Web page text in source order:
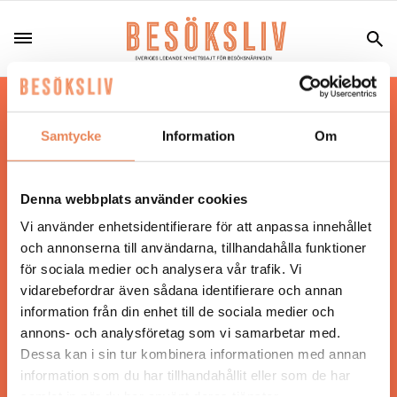
Samtycke Information Om
Denna webbplats använder cookies
Vi använder enhetsidentifierare för att anpassa innehållet
och annonserna till användarna, tillhandahålla funktioner
för sociala medier och analysera vår trafik. Vi
vidarebefordrar även sådana identifierare och annan
information från din enhet till de sociala medier och
annons- och analysföretag som vi samarbetar med.
Dessa kan i sin tur kombinera informationen med annan
information som du har tillhandahållit eller som de har
Hos oss läser du landets mest uppdaterade
nyheter och snackisar inom besöksnäringen.
Besöksliv i sin tryckta form är ett affärsmagasin
Tidningen ges ut avVisita
ANSVARIG UTGIVARE
Jonas Siljhammar
UPPHOVSRÄTT